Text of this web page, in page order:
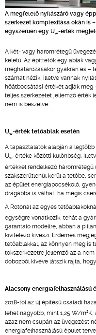
A megfelelő nyílászáró vagy
szerkezet komplexitása okán is
egyszerűen egy Uw-érték
A két- vagy háromrétegű
keletű. Az építtetők egy ablak
meghatározásakor gyakran és –
számát nézik, illetve vannak
hőátbocsátási értékét adják meg
teljes szerkezetet jellemző érték
nem is beszélve.
Uw-érték tetőablak esetén
A tapasztalatok alapján a
Uw-értéke közötti különbség,
értékkel rendelkező
szakszerűtlenül kerül a tetőbe,
az épület energiapocsékoló,
drágábbá is válhat, ha mégis
A Rotonál az egyes
egységre vonatkozik, tehát a
garantáló modellre, abban a
kivitelező kiveszi. Érdemes
tetőablakkal, az könnyen meg is
tokszerkezetre jellemző az a
dobozból kivéve látszik rajta, hogy
Alacsony energiafelhasználású
2018-tól az új építésű családi
lehet nagyobb, mint 1,25 W/m2 K,
azaz nem csupán az üvegezést
energiafelhasználású épület